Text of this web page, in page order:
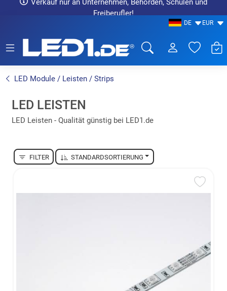
Verkauf nur an Unternehmen, Behörden, Schulen und
Freiberufler!
DE EUR
LED Module / Leisten / Strips
LED LEISTEN
LED Leisten - Qualität günstig bei LED1.de
FILTER STANDARDSORTIERUNG